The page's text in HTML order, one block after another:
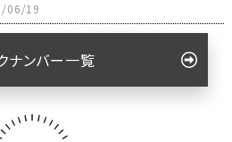
06/19
ナンバー一覧